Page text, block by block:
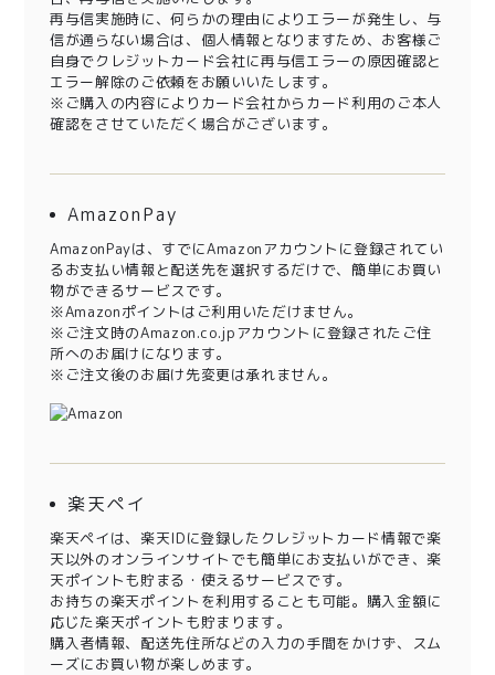
再与信実施時に、何らかの理由によりエラーが発生し、与
信が通らない場合は、個人情報となりますため、お客様ご
自身でクレジットカード会社に再与信エラーの原因確認と
エラー解除のご依頼をお願いいたします。
※ご購入の内容によりカード会社からカード利用のご本人
確認をさせていただく場合がございます。
AmazonPay
AmazonPayは、すでにAmazonアカウントに登録されてい
るお支払い情報と配送先を選択するだけで、簡単にお買い
物ができるサービスです。
※Amazonポイントはご利用いただけません。
※ご注文時のAmazon.co.jpアカウントに登録されたご住
所へのお届けになります。
※ご注文後のお届け先変更は承れません。
楽天ペイ
楽天ペイは、楽天IDに登録したクレジットカード情報で楽
天以外のオンラインサイトでも簡単にお支払いができ、楽
天ポイントも貯まる・使えるサービスです。
お持ちの楽天ポイントを利用することも可能。購入金額に
応じた楽天ポイントも貯まります。
購入者情報、配送先住所などの入力の手間をかけず、スム
ーズにお買い物が楽しめます。